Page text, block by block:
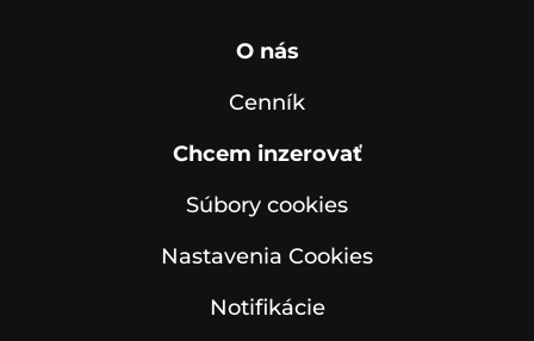
O nás
Cenník
Chcem inzerovať
Súbory cookies
Nastavenia Cookies
Notifikácie